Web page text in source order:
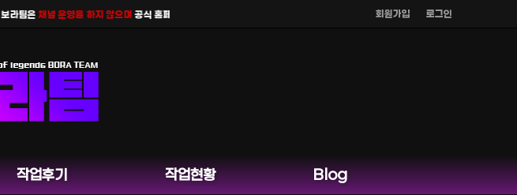
회원가입 로그인
은채널 운영을 하지 않으며공식 홈페이지 카카오톡 외 다른 채팅은 운영하지 않습니다.
작업후기 작업현황 Blog